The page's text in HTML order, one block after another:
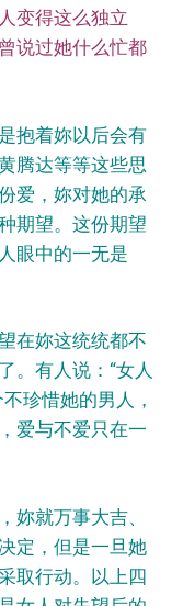
变得这么独立
说过她什么忙都
抱着妳以后会有
腾达等等这些思
爱，妳对她的承
期望。这份期望
眼中的一无是
在妳这统统都不
。有人说：“女人
珍惜她的男人，
爱与不爱只在一
妳就万事大吉、
定，但是一旦她
取行动。以上四